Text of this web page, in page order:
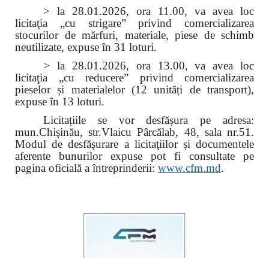
> la 28.01.2026, ora 11.00, va avea loc
licitaţia „cu strigare” privind comercializarea
stocurilor de mărfuri, materiale, piese de schimb
neutilizate, expuse în 31 loturi.
> la 28.01.2026, ora 13.00, va avea loc
licitaţia „cu reducere” privind comercializarea
pieselor și materialelor (12 unități de transport),
expuse în 13 loturi.
Licitațiile se vor desfășura pe adresa:
mun.Chişinău, str.Vlaicu Pârcălab, 48, sala nr.51.
Modul de desfăşurare a licitaţiilor și documentele
aferente bunurilor expuse pot fi consultate pe
pagina oficială a întreprinderii: www.cfm.md.